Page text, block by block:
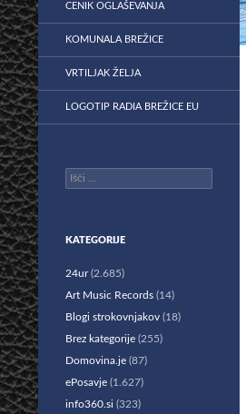
CENIK OGLAŠEVANJA
KOMUNALA BREŽICE
VRTILJAK ŽELJA
LOGOTIP RADIA BREŽICE EU
Išči:
KATEGORIJE
24ur(2.685)
Art Music Records (14)
Blogi strokovnjakov (18)
Brez kategorije (255)
Domovina.je (87)
ePosavje (1.627)
info360.si (323)